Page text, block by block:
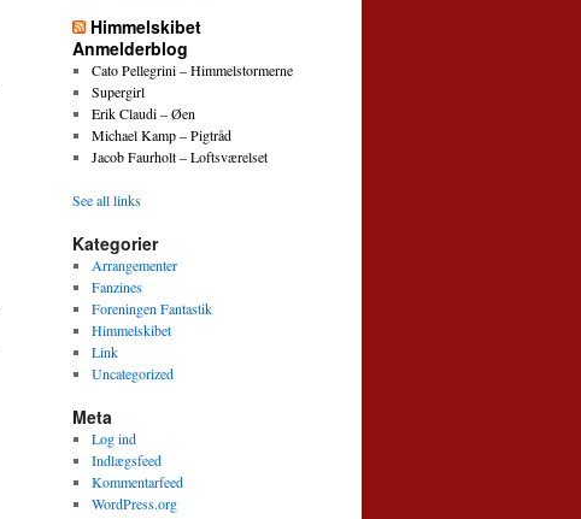
Himmelskibet
Anmelderblog
Cato Pellegrini – Himmelstormerne
Supergirl
Erik Claudi – Øen
Michael Kamp – Pigtråd
Jacob Faurholt – Loftsværelset
See all links
Kategorier
Arrangementer
Fanzines
Foreningen Fantastik
Himmelskibet
Link
Uncategorized
Meta
Log ind
Indlægsfeed
Kommentarfeed
WordPress.org